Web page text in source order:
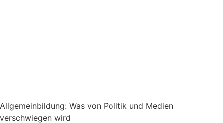
Allgemeinbildung: Was von Politik und Medien
verschwiegen wird